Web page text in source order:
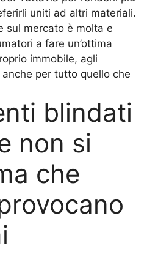
uniti ad altri materiali.
sul mercato è molta e
a fare un’ottima
immobile, agli
per tutto quello che
blindati
non si
che